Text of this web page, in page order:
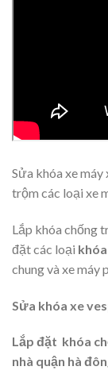
Sửa khóa xe máy
trộm các loại xe
Lắp khóa chống
đặt các loại
chung và xe máy
Sửa khóa xe
Lắp đặt khóa
nhà quận hà